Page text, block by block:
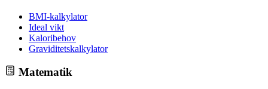
BMI-kalkylator
Ideal vikt
Kaloribehov
Graviditetskalkylator
Matematik